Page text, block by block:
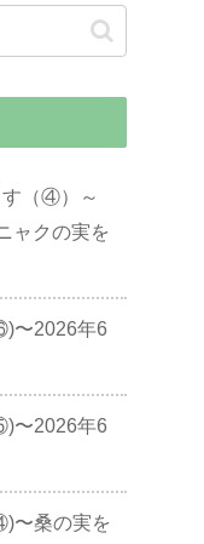
す（④）～
ャクの実を
〜2026年6
〜2026年6
〜桑の実を